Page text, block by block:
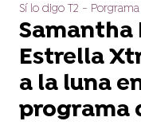
Sí lo digo T2 - Porgrama
Samantha
Estrella
a la luna
programa